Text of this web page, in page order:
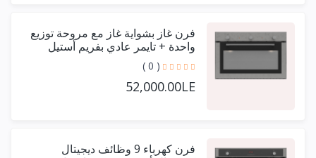
فرن غاز بشواية غاز مع مروحة توزيع
واحدة + تايمر عادي بفريم أستيل
حرف يو 90 سم
( 0 )
52,000.00LE
فرن كهرباء 9 وظائف ديجيتال